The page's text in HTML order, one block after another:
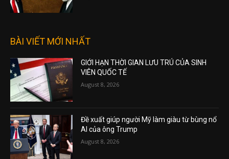
BÀI VIẾT MỚI NHẤT
GIỚI HẠN THỜI GIAN LƯU TRÚ CỦA SINH
VIÊN QUỐC TẾ
August 8, 2026
Đề xuất giúp người Mỹ làm giàu từ bùng nổ
AI của ông Trump
August 8, 2026